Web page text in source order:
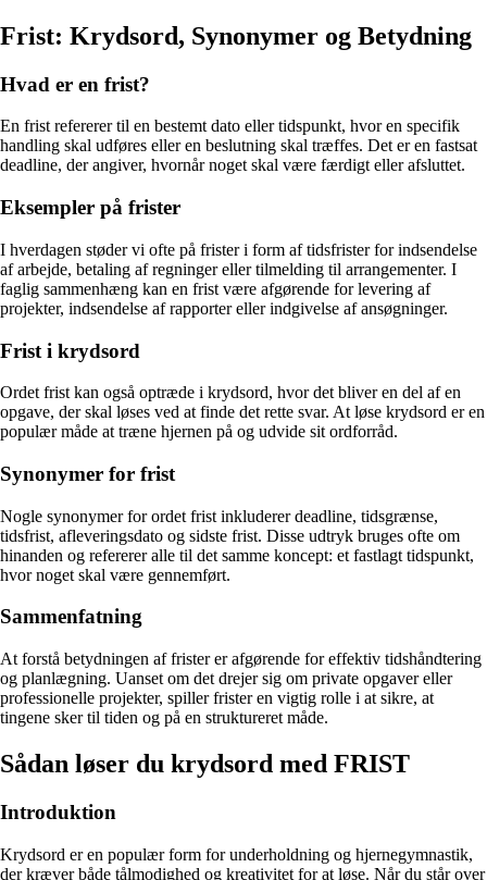
Frist: Krydsord, Synonymer og Betydning
Hvad er en frist?
En frist refererer til en bestemt dato eller tidspunkt, hvor en specifik
handling skal udføres eller en beslutning skal træffes. Det er en fastsat
deadline, der angiver, hvornår noget skal være færdigt eller afsluttet.
Eksempler på frister
I hverdagen støder vi ofte på frister i form af tidsfrister for indsendelse
af arbejde, betaling af regninger eller tilmelding til arrangementer. I
faglig sammenhæng kan en frist være afgørende for levering af
projekter, indsendelse af rapporter eller indgivelse af ansøgninger.
Frist i krydsord
Ordet frist kan også optræde i krydsord, hvor det bliver en del af en
opgave, der skal løses ved at finde det rette svar. At løse krydsord er en
populær måde at træne hjernen på og udvide sit ordforråd.
Synonymer for frist
Nogle synonymer for ordet frist inkluderer deadline, tidsgrænse,
tidsfrist, afleveringsdato og sidste frist. Disse udtryk bruges ofte om
hinanden og refererer alle til det samme koncept: et fastlagt tidspunkt,
hvor noget skal være gennemført.
Sammenfatning
At forstå betydningen af frister er afgørende for effektiv tidshåndtering
og planlægning. Uanset om det drejer sig om private opgaver eller
professionelle projekter, spiller frister en vigtig rolle i at sikre, at
tingene sker til tiden og på en struktureret måde.
Sådan løser du krydsord med FRIST
Introduktion
Krydsord er en populær form for underholdning og hjernegymnastik,
der kræver både tålmodighed og kreativitet for at løse. Når du står over